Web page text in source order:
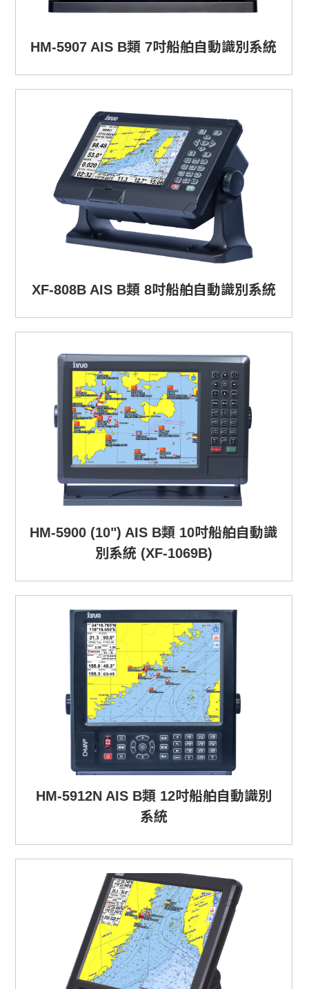
HM-5907 AIS B類 7吋船舶自動識別系統
XF-808B AIS B類 8吋船舶自動識別系統
HM-5900 (10") AIS B類 10吋船舶自動識
別系統 (XF-1069B)
HM-5912N AIS B類 12吋船舶自動識別
系統